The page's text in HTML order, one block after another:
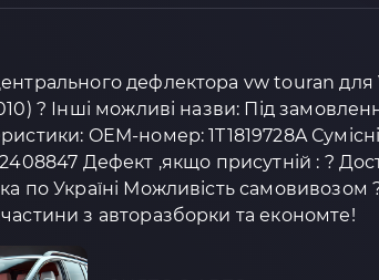
дефлектора vw touran для
? Інші можливі назви: Під
OEM-номер: 1T1819728A
Дефект ,якщо присутній : ?
по Україні Можливість самовивозом
з авторазборки та економте!